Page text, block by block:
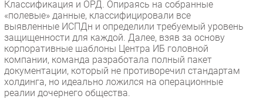
Классификация и ОРД. Опираясь на собранные
«полевые» данные, классифицировали все
выявленные ИСПДн и определили требуемый уровень
защищенности для каждой. Далее, взяв за основу
корпоративные шаблоны Центра ИБ головной
компании, команда разработала полный пакет
документации, который не противоречил стандартам
холдинга, но идеально ложился на операционные
реалии дочернего общества.